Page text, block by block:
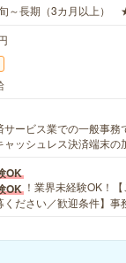
～長期（3カ月以上）
サービス業での一般事務
ャッシュレス決済端末
OK
OK ！業界未経験OK！
ください／歓迎条件】